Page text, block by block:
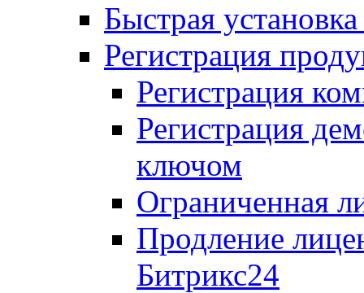
Быстрая
Регистрация
Регистрация
Регистрация
ключом
Ограниченная
Продление
Битрикс24